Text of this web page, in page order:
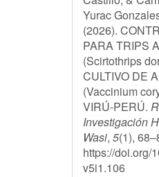
Yurac
(2026).
PARA TRIPS
(Scirtothrips
CULTIVO DE
(Vaccinium
VIRÚ-PERÚ.
Investigación
Wasi, 5(1),
https://doi.org/
v5i1.106